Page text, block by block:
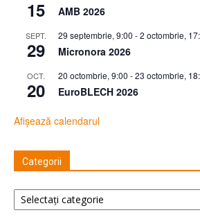
15 AMB 2026
SEPT.
29
29 septembrie, 9:00 -2 octombrie,
Micronora 2026
OCT.
20
20 octombrie, 9:00 -23 octombrie,
EuroBLECH 2026
Afișează calendarul
Categorii
Categorii